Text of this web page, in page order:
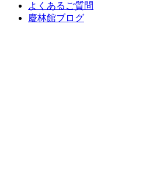
よくあるご質問
慶林館ブログ